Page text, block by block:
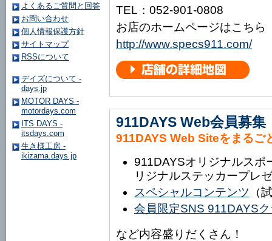
TEL：052-901-0808
お店のホームページはこちら
http://www.specs911.com/
911DAYS Web会員募集
911DAYS Web Siteをまるご
911DAYSオリジナルスポ
リジナルステッカープレ
スペシャルコンテンツ （
会員限定SNS 911DAYS
など内容盛りだくさん！
よくあるご質問と回答
お問い合わせ
個人情報保護方針
サイトマップ
RSSについて
デイズについて -
days.jp
MOTOR DAYS -
motordays.com
ITS DAYS -
itsdays.com
生き様工房 -
ikizama.days.jp